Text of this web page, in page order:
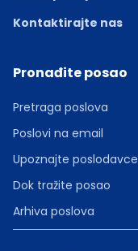
Kontaktirajte nas
Pronađite posao
Pretraga poslova
Poslovi na email
Upoznajte poslodavce
Dok tražite posao
Arhiva poslova